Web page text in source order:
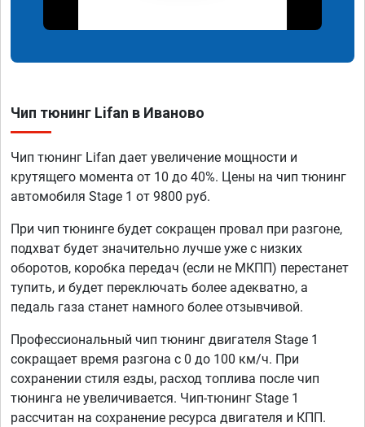
Чип тюнинг Lifan в Иваново
Чип тюнинг Lifan дает увеличение мощности и
крутящего момента от 10 до 40%. Цены на чип тюнинг
автомобиля Stage 1 от 9800 руб.
При чип тюнинге будет сокращен провал при разгоне,
подхват будет значительно лучше уже с низких
оборотов, коробка передач (если не МКПП) перестанет
тупить, и будет переключать более адекватно, а
педаль газа станет намного более отзывчивой.
Профессиональный чип тюнинг двигателя Stage 1
сокращает время разгона с 0 до 100 км/ч. При
сохранении стиля езды, расход топлива после чип
тюнинга не увеличивается. Чип-тюнинг Stage 1
рассчитан на сохранение ресурса двигателя и КПП.